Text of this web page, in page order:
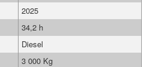
2025
34,2 h
Diesel
3 000 Kg